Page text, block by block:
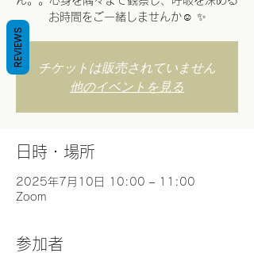
お時間をご一緒しませんか☺️ ✨
チケットは販売されていません
他のイベントを見る
日時・場所
2025年7月10日 10:00 – 11:00
Zoom
参加者
REVIEWS